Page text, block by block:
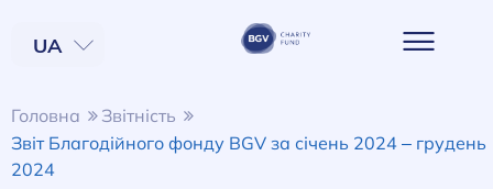
UA
EN
Головна
Звітність
Звіт Благодійного фонду BGV за січень 2024 – грудень
2024